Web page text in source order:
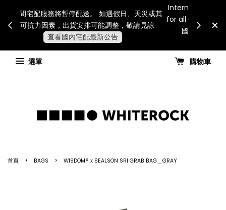
連假期間宅配服務將暫停配送。 如遇假日、天災或其
他不可抗力因素，出貨安排可能調整，敬請見諒
查看國內宅配最新公告
for all
國
選單
購物車
首頁 › BAGS › WISDOM® x SEALSON SR1 GRAB BAG＿GRAY